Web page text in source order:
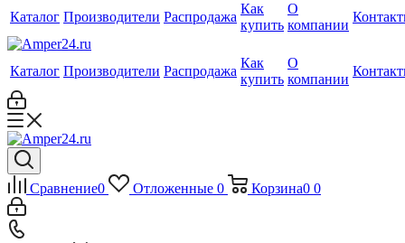
Каталог Производители Распродажа
Как
купить
О
компании
Каталог Производители Распродажа
Как
купить
О
компании
Сравнение0 Отложенные 0 Корзина0 0